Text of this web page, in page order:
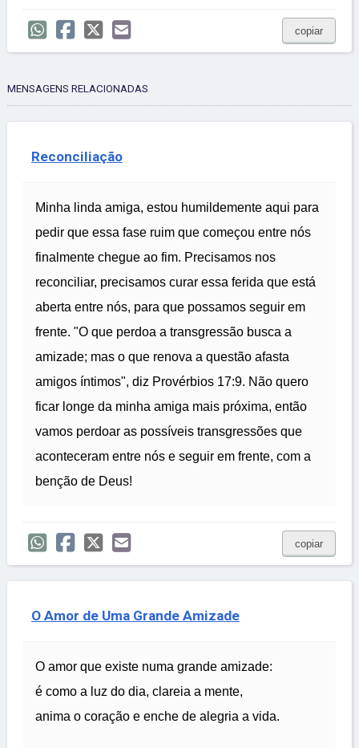
copiar
MENSAGENS RELACIONADAS
Reconciliação
Minha linda amiga, estou humildemente aqui para
pedir que essa fase ruim que começou entre nós
finalmente chegue ao fim. Precisamos nos
reconciliar, precisamos curar essa ferida que está
aberta entre nós, para que possamos seguir em
frente. "O que perdoa a transgressão busca a
amizade; mas o que renova a questão afasta
amigos íntimos", diz Provérbios 17:9. Não quero
ficar longe da minha amiga mais próxima, então
vamos perdoar as possíveis transgressões que
aconteceram entre nós e seguir em frente, com a
benção de Deus!
copiar
O Amor de Uma Grande Amizade
O amor que existe numa grande amizade:
é como a luz do dia, clareia a mente,
anima o coração e enche de alegria a vida.